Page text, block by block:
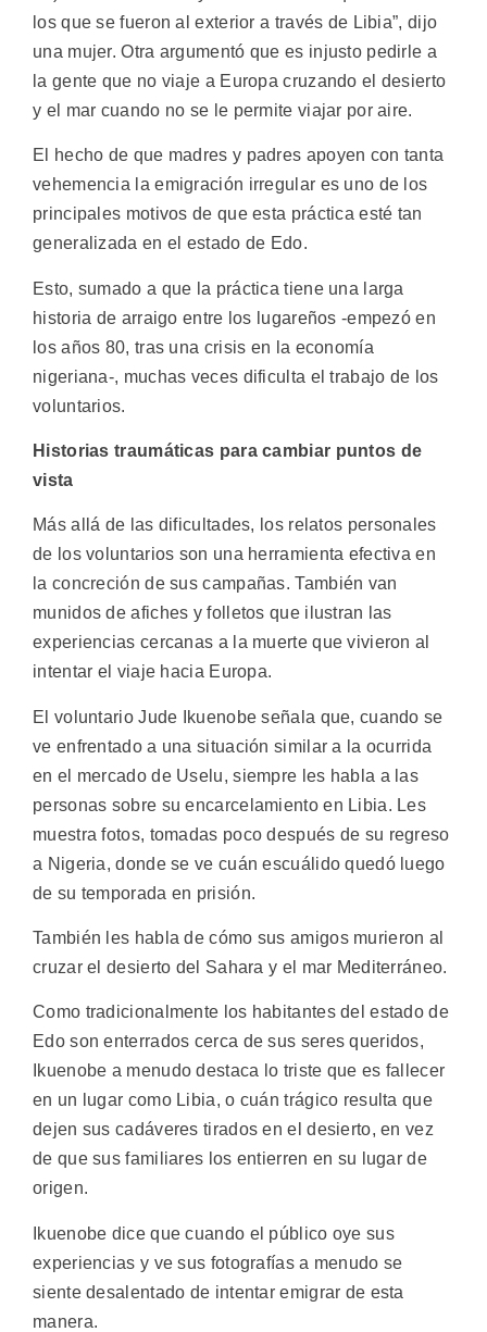
los que se fueron al exterior a través de Libia”, dijo
una mujer. Otra argumentó que es injusto pedirle a
la gente que no viaje a Europa cruzando el desierto
y el mar cuando no se le permite viajar por aire.
El hecho de que madres y padres apoyen con tanta
vehemencia la emigración irregular es uno de los
principales motivos de que esta práctica esté tan
generalizada en el estado de Edo.
Esto, sumado a que la práctica tiene una larga
historia de arraigo entre los lugareños -empezó en
los años 80, tras una crisis en la economía
nigeriana-, muchas veces dificulta el trabajo de los
voluntarios.
Historias traumáticas para cambiar puntos de
vista
Más allá de las dificultades, los relatos personales
de los voluntarios son una herramienta efectiva en
la concreción de sus campañas. También van
munidos de afiches y folletos que ilustran las
experiencias cercanas a la muerte que vivieron al
intentar el viaje hacia Europa.
El voluntario Jude Ikuenobe señala que, cuando se
ve enfrentado a una situación similar a la ocurrida
en el mercado de Uselu, siempre les habla a las
personas sobre su encarcelamiento en Libia. Les
muestra fotos, tomadas poco después de su regreso
a Nigeria, donde se ve cuán escuálido quedó luego
de su temporada en prisión.
También les habla de cómo sus amigos murieron al
cruzar el desierto del Sahara y el mar Mediterráneo.
Como tradicionalmente los habitantes del estado de
Edo son enterrados cerca de sus seres queridos,
Ikuenobe a menudo destaca lo triste que es fallecer
en un lugar como Libia, o cuán trágico resulta que
dejen sus cadáveres tirados en el desierto, en vez
de que sus familiares los entierren en su lugar de
origen.
Ikuenobe dice que cuando el público oye sus
experiencias y ve sus fotografías a menudo se
siente desalentado de intentar emigrar de esta
manera.